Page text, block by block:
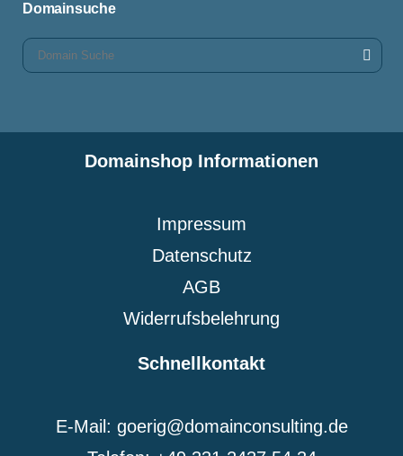
Domainsuche
Domainshop Informationen
Impressum
Datenschutz
AGB
Widerrufsbelehrung
Schnellkontakt
E-Mail: goerig@domainconsulting.de